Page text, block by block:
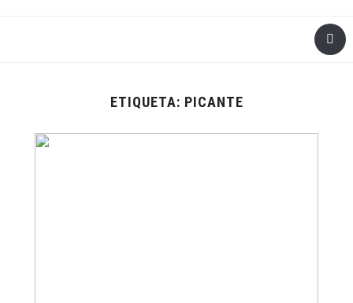
ETIQUETA: PICANTE